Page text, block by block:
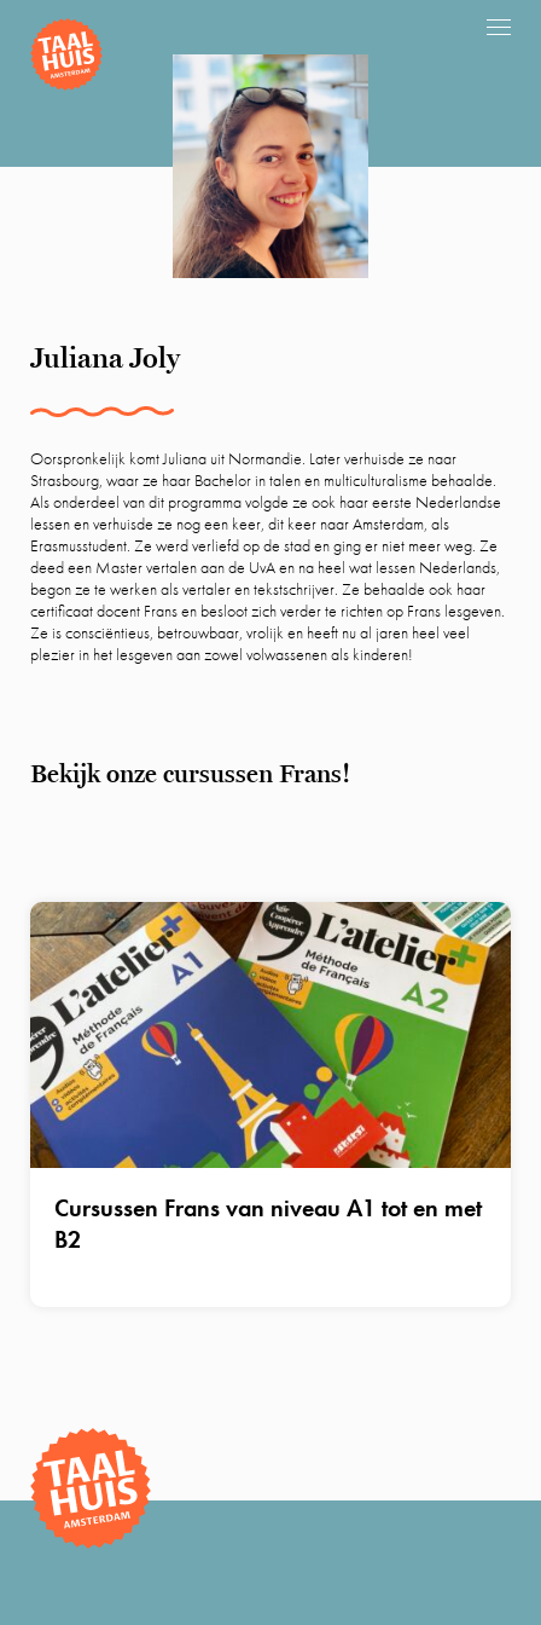
Juliana Joly
Oorspronkelijk komt Juliana uit Normandie. Later verhuisde ze naar
Strasbourg, waar ze haar Bachelor in talen en multiculturalisme behaalde.
Als onderdeel van dit programma volgde ze ook haar eerste Nederlandse
lessen en verhuisde ze nog een keer, dit keer naar Amsterdam, als
Erasmusstudent. Ze werd verliefd op de stad en ging er niet meer weg. Ze
deed een Master vertalen aan de UvA en na heel wat lessen Nederlands,
begon ze te werken als vertaler en tekstschrijver. Ze behaalde ook haar
certificaat docent Frans en besloot zich verder te richten op Frans lesgeven.
Ze is consciëntieus, betrouwbaar, vrolijk en heeft nu al jaren heel veel
plezier in het lesgeven aan zowel volwassenen als kinderen!
Bekijk onze cursussen Frans!
Cursussen Frans van niveau A1 tot en met
B2